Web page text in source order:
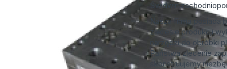
Świdwin
Nasza firma
zakresie produkcji
narzędzi do obróbki
Państwa zlecenie
skonstruujemy